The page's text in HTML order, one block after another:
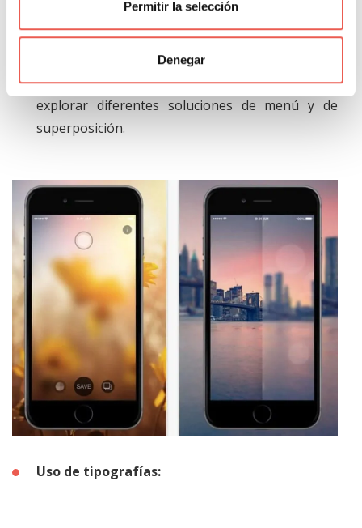
Permitir la selección
Denegar
trabaja con la interfaz de usuario en capas, ya
que le da al usuario una clara comprensión del
flujo de la solución de móvil. Esto también ofrece
a los diseñadores una oportunidad perfecta para
explorar diferentes soluciones de menú y de
superposición.
Uso de tipografías: